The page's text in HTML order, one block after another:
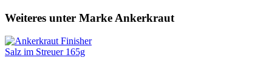
Weiteres unter Marke Ankerkraut